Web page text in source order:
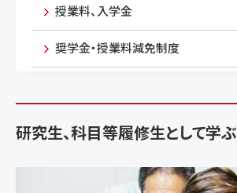
授業料、入学金
奨学金・授業料減免制度
研究生、科目等履修生として学ぶ